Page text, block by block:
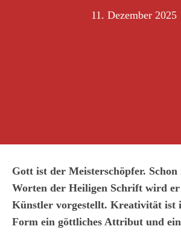
11. Dezember 2025
Gott ist der Meisterschöpfer.
Worten der Heiligen Schrift wird
Künstler vorgestellt. Kreativität ist
Form ein göttliches Attribut und